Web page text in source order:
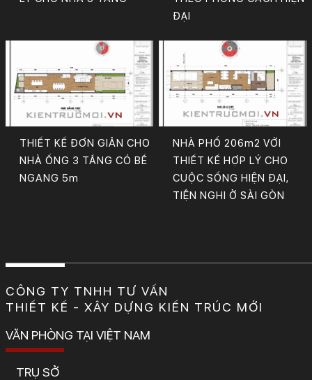
ĐẠI
THIẾT KẾ ĐƠN GIẢN CHO
NHÀ ỐNG 3 TẦNG CÓ BỀ
NGANG 5m
NHÀ PHỐ 206m2 VỚI
THIẾT KẾ HỢP LÝ CHO
CUỘC SỐNG HIỆN ĐẠI,
TIỆN NGHI Ở SÀI GÒN
CÔNG TY TNHH TƯ VẤN
THIẾT KẾ - XÂY DỰNG KIẾN TRÚC MỚI
VĂN PHÒNG TẠI VIỆT NAM
TRỤ SỞ